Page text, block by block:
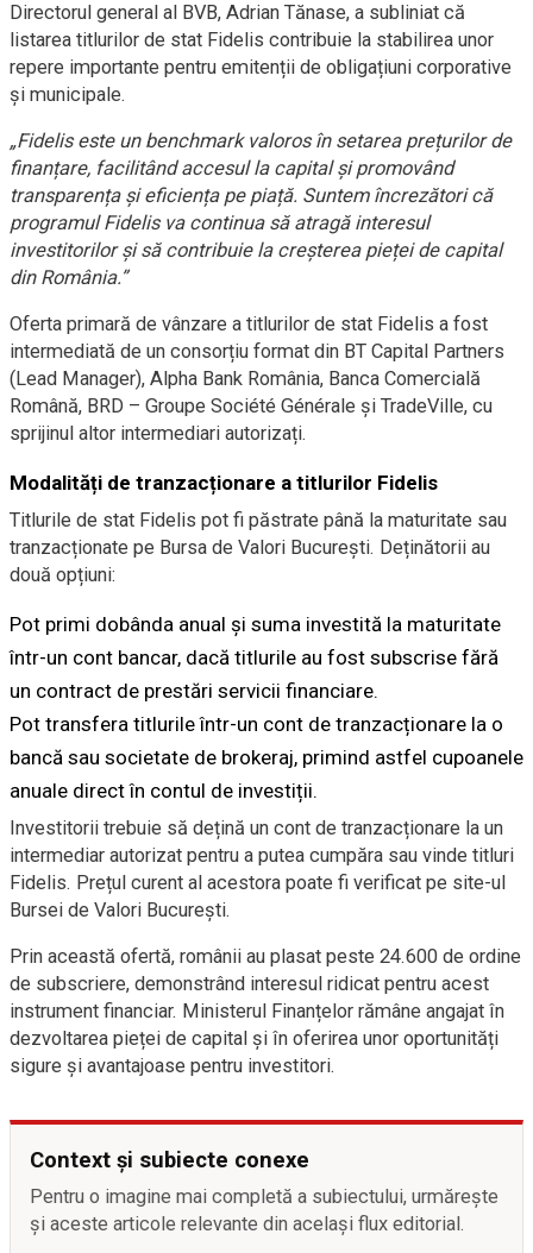
Directorul general al BVB, Adrian Tănase, a subliniat că
listarea titlurilor de stat Fidelis contribuie la stabilirea unor
repere importante pentru emitenții de obligațiuni corporative
și municipale.
„Fidelis este un benchmark valoros în setarea prețurilor de
finanțare, facilitând accesul la capital și promovând
transparența și eficiența pe piață. Suntem încrezători că
programul Fidelis va continua să atragă interesul
investitorilor și să contribuie la creșterea pieței de capital
din România.”
Oferta primară de vânzare a titlurilor de stat Fidelis a fost
intermediată de un consorțiu format din BT Capital Partners
(Lead Manager), Alpha Bank România, Banca Comercială
Română, BRD – Groupe Société Générale și TradeVille, cu
sprijinul altor intermediari autorizați.
Modalități de tranzacționare a titlurilor Fidelis
Titlurile de stat Fidelis pot fi păstrate până la maturitate sau
tranzacționate pe Bursa de Valori București. Deținătorii au
două opțiuni:
Pot primi dobânda anual și suma investită la maturitate
într-un cont bancar, dacă titlurile au fost subscrise fără
un contract de prestări servicii financiare.
Pot transfera titlurile într-un cont de tranzacționare la o
bancă sau societate de brokeraj, primind astfel cupoanele
anuale direct în contul de investiții.
Investitorii trebuie să dețină un cont de tranzacționare la un
intermediar autorizat pentru a putea cumpăra sau vinde titluri
Fidelis. Prețul curent al acestora poate fi verificat pe site-ul
Bursei de Valori București.
Prin această ofertă, românii au plasat peste 24.600 de ordine
de subscriere, demonstrând interesul ridicat pentru acest
instrument financiar. Ministerul Finanțelor rămâne angajat în
dezvoltarea pieței de capital și în oferirea unor oportunități
sigure și avantajoase pentru investitori.
Context și subiecte conexe
Pentru o imagine mai completă a subiectului, urmărește
și aceste articole relevante din același flux editorial.